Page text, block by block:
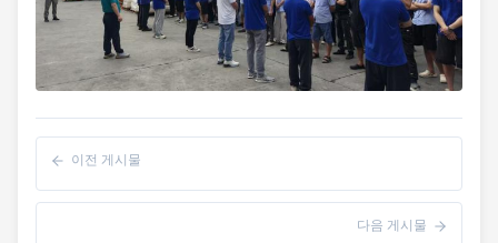
이전 게시물
다음 게시물